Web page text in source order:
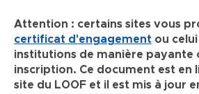
Attention : certains sites vous
certificat d'engagement ou
institutions de manière payante
inscription. Ce document est en
site du LOOF et il est mis à jour